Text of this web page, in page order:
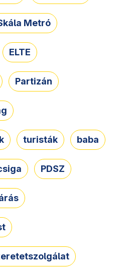
Metró
ELTE
Partizán
turisták baba
PDSZ